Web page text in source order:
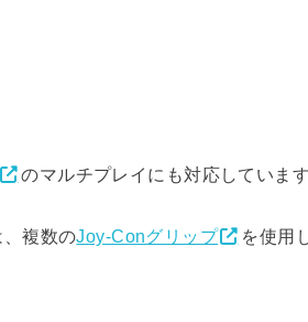
のマルチプレイにも対応しています
複数のJoy-Conグリップ
を使用